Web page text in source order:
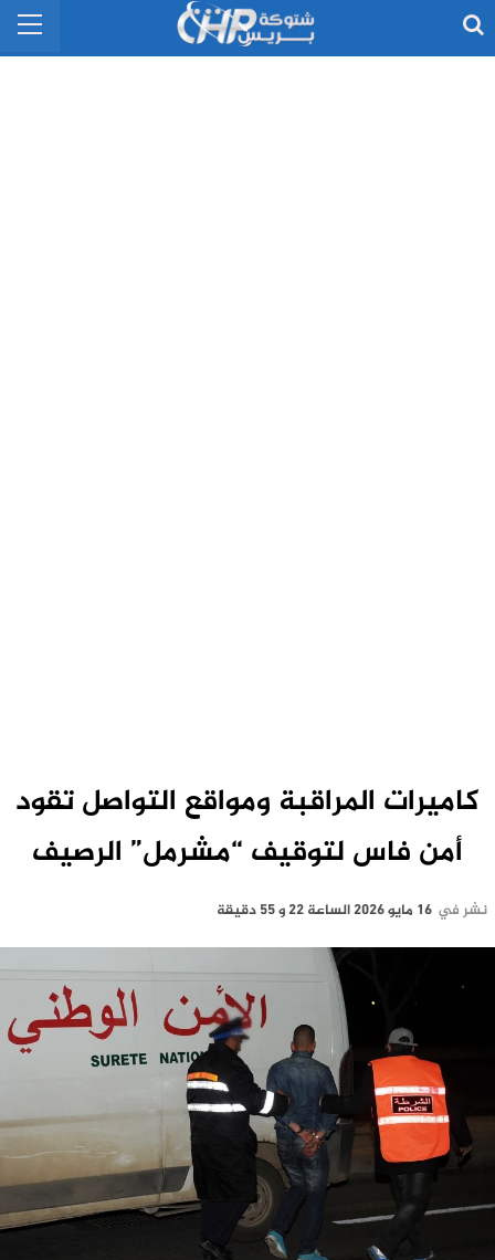
كاميرات المراقبة ومواقع التواصل تقود
أمن فاس لتوقيف “مشرمل” الرصيف
نشر في 16 مايو 2026 الساعة 22 و 55 دقيقة